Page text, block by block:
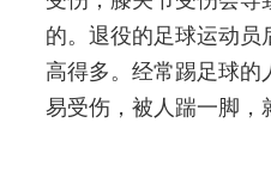
的。退役的足球运动
高得多。经常踢足球
易受伤，被人踹一脚，